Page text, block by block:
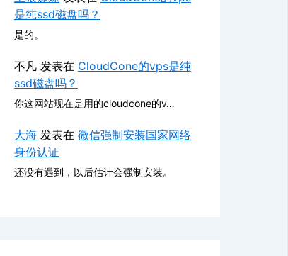
是纯ssd磁盘吗？
是的。
不凡 发表在 CloudCone的vps是纯
ssd磁盘吗？
你这网站现在是用的cloudcone的v…
大海 发表在 微信强制安装国家网络
身份认证
还没有遇到，以后估计会强制安装。